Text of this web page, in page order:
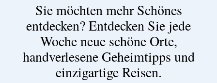
Sie möchten mehr Schönes
entdecken?Entdecken Sie jede
Woche neue schöne Orte,
handverlesene Geheimtipps und
einzigartige Reisen.